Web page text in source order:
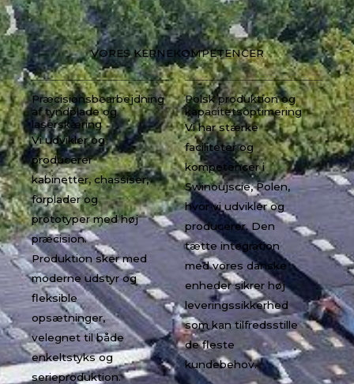
VORES KERNEKOMPETENCER
Præcisionsbearbejdning
af tyndplade og
laserskæring
Vi udvikler og
producerer
kabinetter, chassiser,
forplader og
prototyper med høj
præcision.
Produktion sker med
moderne udstyr og
fleksible
opsætninger,
velegnet til både
enkeltstyks og
serieproduktion.
Polsk produktion og
kapacitetsoptimering
Vi har stærke
faciliteter og
kompetencer i
Swinoujscie, Polen,
hvor vi udvikler og
producerer. Den
tætte integration
med vores danske
enheder sikrer høj
leveringssikkerhed
som kan tilfredsstille
de fleste
kundebehov.